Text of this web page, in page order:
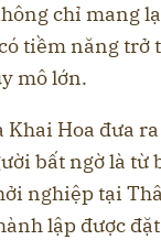
chỉ mang
tiềm năng trở
mô lớn.
Khai Hoa đưa
bất ngờ là từ
nghiệp tại
lập được